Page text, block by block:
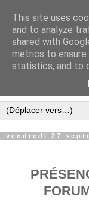
vendredi 27
This site uses
and to analyze
shared with
metrics to ensure
statistics, and to